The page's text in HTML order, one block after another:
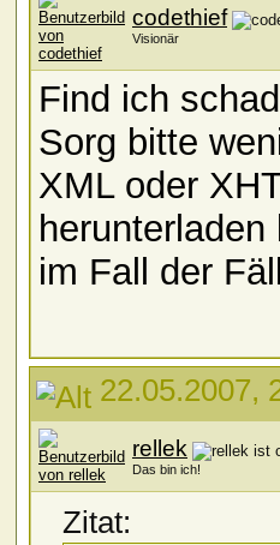
codethief
Visionär
Find ich
Sorg bitte
XML oder
im Fall der
22.05.2007,
rellek
Das bin ich!
Zitat: